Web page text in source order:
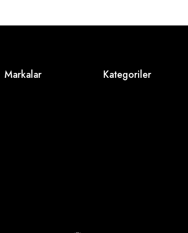
Markalar Kategoriler